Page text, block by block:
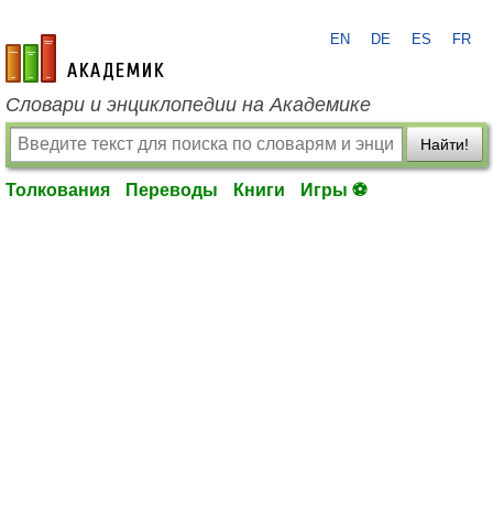
academic.ru
EN DE ES FR
Словари и энциклопедии на Академике
Найти!
Толкования Переводы Книги Игры ⚽